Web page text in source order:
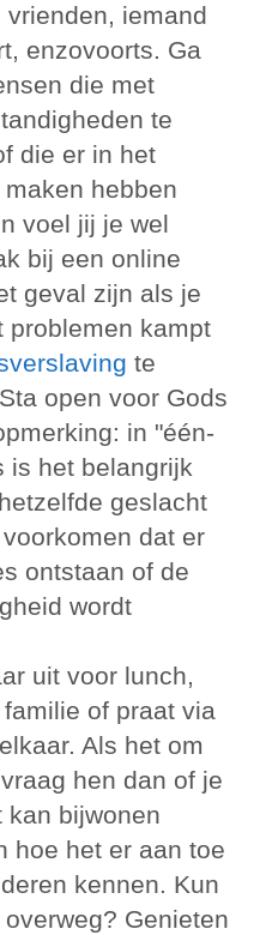
iemand
enzovoorts. Ga
die met
te
die er in het
hebben
voel jij je wel
bij een online
geval zijn als je
problemen kampt
te
open voor Gods
in "één-
is het belangrijk
geslacht
dat er
ontstaan of de
wordt
uit voor lunch,
of praat via
Als het om
hen dan of je
kan bijwonen
hoe het er aan toe
kennen. Kun
Genieten